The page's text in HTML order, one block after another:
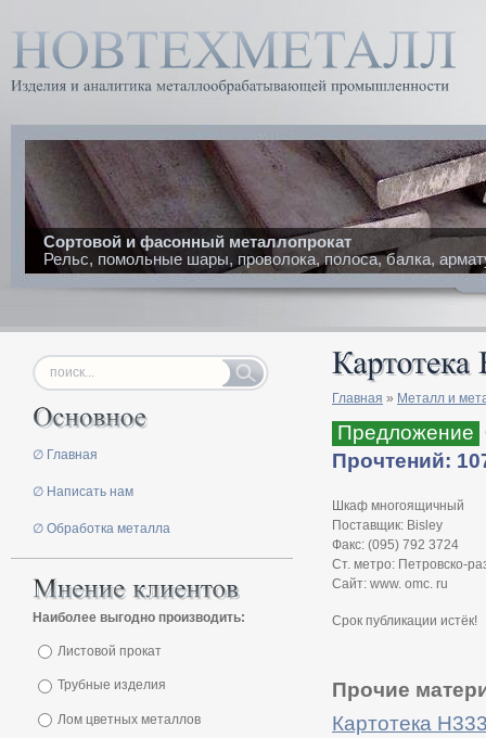
Сортовой и фасонный металлопрокат
Рельс, помольные шары, проволока, полоса, балка,
Главная » Металл и
Предложение
Прочтений:
Шкаф многоящичный
Поставщик: Bisley
Факс: (095) 792 3724
Ст. метро: Петровско-
Сайт: www. omc. ru
Срок публикации истёк!
Прочие
Картотека
∅ Главная
∅ Написать нам
∅ Обработка металла
Наиболее выгодно производить:
Листовой прокат
Трубные изделия
Лом цветных металлов